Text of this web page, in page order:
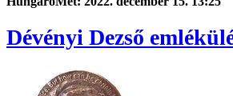
Dévényi Dezső